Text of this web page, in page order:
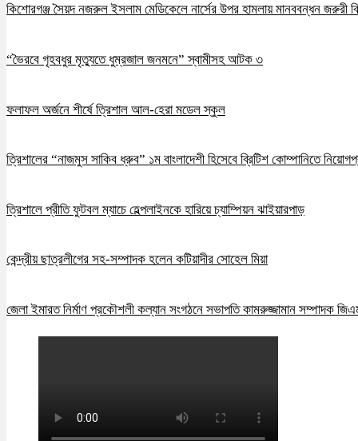
কিশোরগঞ্জ সৈয়দ নজরুল ইসলাম মেডিকেলে নার্সের উপর হামলায় মানববন্ধন জরুরী
“ভৈরবে গৃহবধুর মৃত্যুতে ধুম্রজাল জনমনে” স্বামীসহ আটক ৩
ফলাফল অর্জনে শীর্ষে ত্রিশাল আল-হেরা মডেল স্কুল
ত্রিশালের “নাজমুস সাকিব ধ্রুব” ১ম বাংলাদেশী হিসেবে ব্রিটিশ কোম্পানিতে
ত্রিশালে প্রীতি ফুটবল ম্যাচে হেল্পলাইনকে হারিয়ে চ্যাম্পিয়ন ঝাইয়ারপাড়
কেন্দ্রীয় ছাত্রলীগের সহ-সম্পাদক হলেন কটিয়াদীর সোহেল মিয়া
জেলা ইমারত নির্মাণ প্রকৌশলী কল্যান সংগঠনে সভাপতি কামরুজ্জামান সম্পাদক